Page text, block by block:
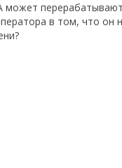
может
в том, что он